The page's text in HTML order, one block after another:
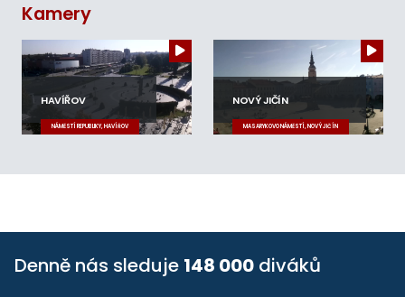
Kamery
HAVÍŘOV
NÁMĚSTÍ REPUBLIKY, HAVÍŘOV
NOVÝ JIČÍN
MASARYKOVO NÁMĚSTÍ, NOVÝ JIČÍN
Denně nás sleduje 148 000 diváků